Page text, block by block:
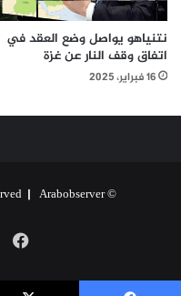
نتنياهو يواصل وضع العقد في
اتفاق وقف النار عن غزة
16 فبراير، 2025
© Copyright 2026, All Rights Reserved |
Arabobserver